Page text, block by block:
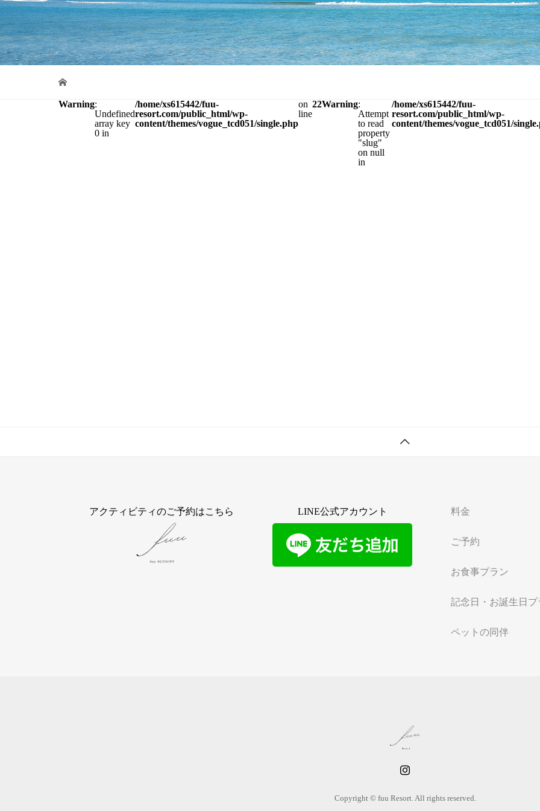
Warning:
Undefined
array key
0 in
/home/xs615442/fuu-
resort.com/public_html/wp-
content/themes/vogue_tcd051/single.php
on
line
22Warning:
Attempt
to read
property
"slug"
on null
in
/home/xs615442/fuu-
resort.com/public_html/wp-
content/themes/vogue_tcd051/
アクティビティのご予約はこちら LINE公式アカウント 料金
ご予約
お食事プラン
記念日・お誕生日プ
ペットの同伴
Copyright © fuu Resort. All rights reserved.